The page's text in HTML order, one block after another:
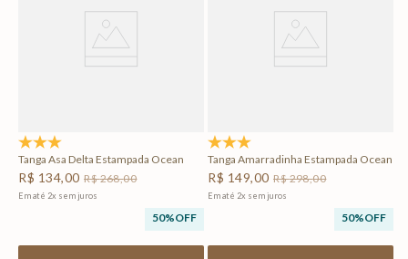
Tanga Asa Delta Estampada Ocean
R$ 134,00 R$268,00
Em até 2x sem juros
50%OFF
Tanga Amarradinha Estampada Ocean
R$ 149,00 R$298,00
Em até 2x sem juros
50%OFF